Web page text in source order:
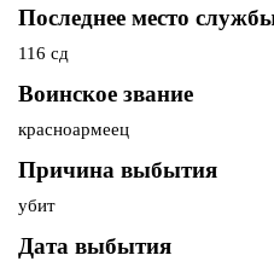
Последнее место
116 сд
Воинское звание
красноармеец
Причина выбытия
убит
Дата выбытия